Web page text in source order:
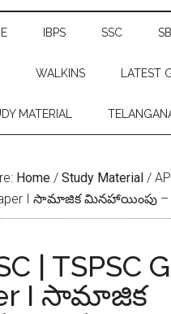
IBPS SSC SBI
WALKINS LATEST
MATERIAL
Home / Study Material /
I సామాజిక మినహాయింపు –
| TSPSC
I సామాజిక